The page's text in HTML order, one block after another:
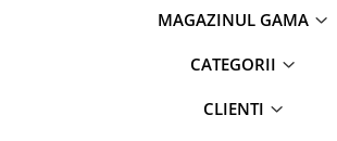
MAGAZINUL GAMA
CATEGORII
CLIENTI